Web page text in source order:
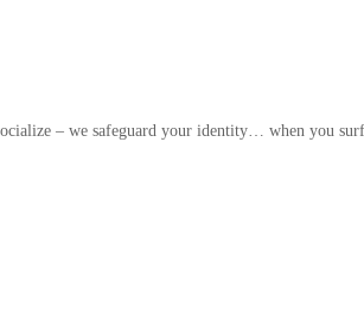
– we safeguard your identity… when you